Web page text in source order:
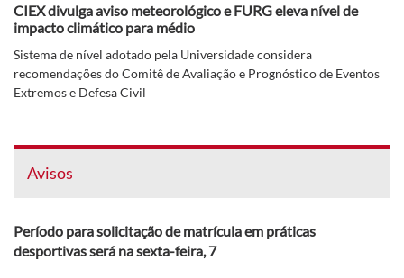
CIEX divulga aviso meteorológico e FURG eleva nível de
impacto climático para médio
Sistema de nível adotado pela Universidade considera
recomendações do Comitê de Avaliação e Prognóstico de Eventos
Extremos e Defesa Civil
Avisos
Período para solicitação de matrícula em práticas
desportivas será na sexta-feira, 7